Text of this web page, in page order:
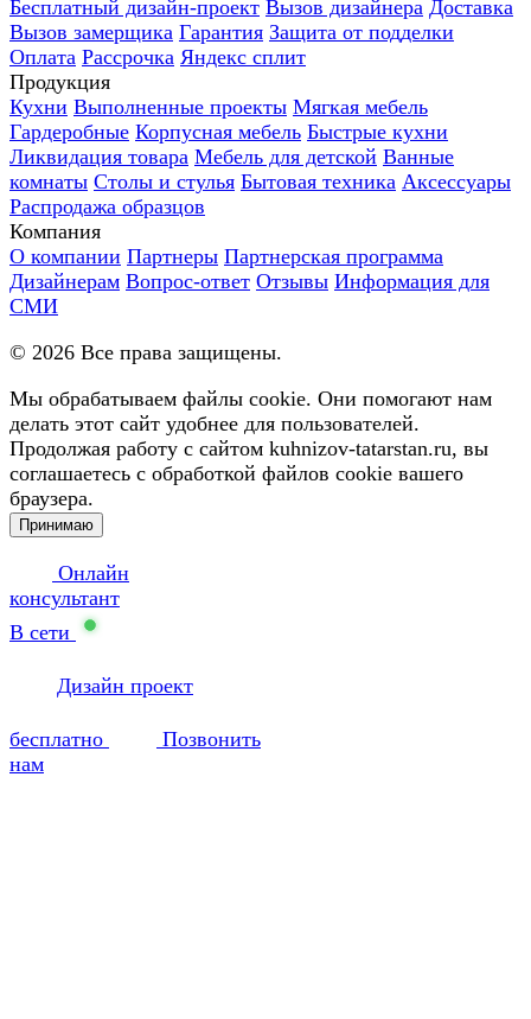
Бесплатный дизайн-проект Вызов дизайнера Доставка
Вызов замерщика Гарантия Защита от подделки
Оплата Рассрочка Яндекс сплит
Продукция
Кухни Выполненные проекты Мягкая мебель
Гардеробные Корпусная мебель Быстрые кухни
Ликвидация товара Мебель для детской Ванные
комнаты Столы и стулья Бытовая техника Аксессуары
Распродажа образцов
Компания
О компании Партнеры Партнерская программа
Дизайнерам Вопрос-ответ Отзывы Информация для
СМИ
© 2026 Все права защищены.
Мы обрабатываем файлы cookie. Они помогают нам
делать этот сайт удобнее для пользователей.
Продолжая работу с сайтом kuhnizov-tatarstan.ru, вы
соглашаетесь с обработкой файлов cookie вашего
браузера.
Принимаю
Онлайн
консультант
В сети
Дизайн проект
бесплатно
Позвонить
нам